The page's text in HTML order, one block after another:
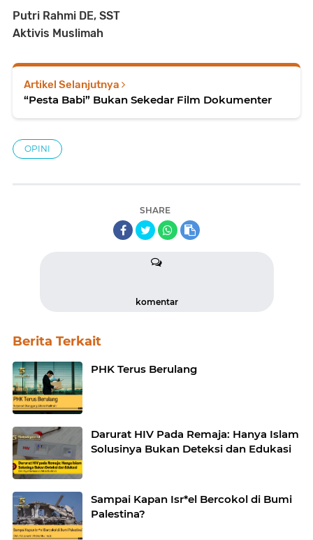
Putri Rahmi DE, SST
Aktivis Muslimah
Artikel Selanjutnya
“Pesta Babi” Bukan Sekedar Film Dokumenter
OPINI
SHARE
komentar
Berita Terkait
PHK Terus Berulang
Darurat HIV Pada Remaja: Hanya Islam
Solusinya Bukan Deteksi dan Edukasi
Sampai Kapan Isr*el Bercokol di Bumi
Palestina?